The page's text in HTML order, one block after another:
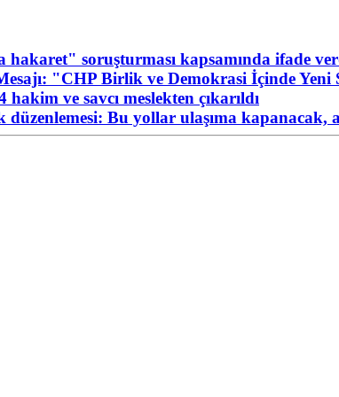
soruşturması kapsamında ifade
"CHP Birlik ve Demokrasi İçinde Yeni
ve savcı meslekten çıkarıldı
Bu yollar ulaşıma kapanacak,